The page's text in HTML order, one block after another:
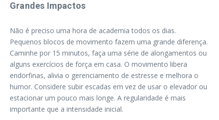
Grandes Impactos
Não é preciso uma hora de academia todos os dias.
Pequenos blocos de movimento fazem uma grande diferença.
Caminhe por 15 minutos, faça uma série de alongamentos ou
alguns exercícios de força em casa. O movimento libera
endorfinas, alivia o gerenciamento de estresse e melhora o
humor. Considere subir escadas em vez de usar o elevador ou
estacionar um pouco mais longe. A regularidade é mais
importante que a intensidade inicial.